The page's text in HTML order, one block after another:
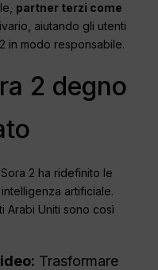
partner terzi come
aiutando gli utenti
in modo responsabile.
2 degno
2 ha ridefinito le
artificiale.
Arabi Uniti sono così
Trasformare